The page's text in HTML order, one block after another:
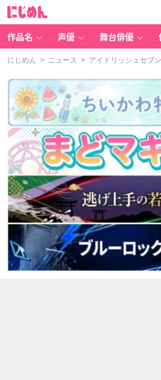
作品名 声優 舞台俳優
にじめん > ニュース > アイドリッシュセブン